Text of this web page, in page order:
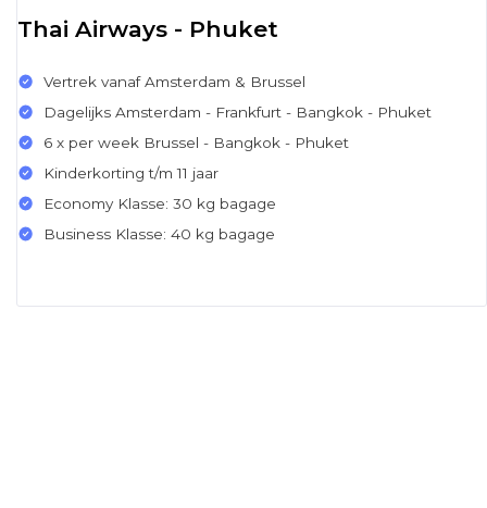
Thai Airways - Phuket
Vertrek vanaf Amsterdam & Brussel
Dagelijks Amsterdam - Frankfurt - Bangkok - Phuket
6 x per week Brussel - Bangkok - Phuket
Kinderkorting t/m 11 jaar
Economy Klasse: 30 kg bagage
Business Klasse: 40 kg bagage